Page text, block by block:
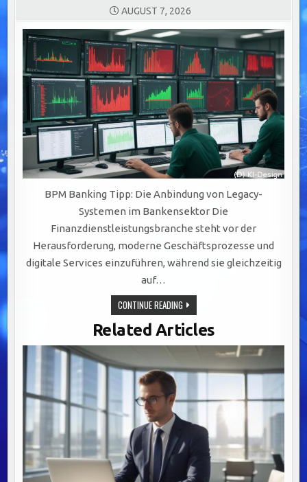
AUGUST 7, 2026
BPM Banking Tipp: Die Anbindung von Legacy-
Systemen im Bankensektor Die
Finanzdienstleistungsbranche steht vor der
Herausforderung, moderne Geschäftsprozesse und
digitale Services einzuführen, während sie gleichzeitig
auf…
CONTINUE READINGEFFIZIENTE
INTEGRATION
VON
LEGACY-
SYSTEMEN:
SCHLÜSSEL
AGILEM
BANKING
LÖSUNGEN
Related Articles